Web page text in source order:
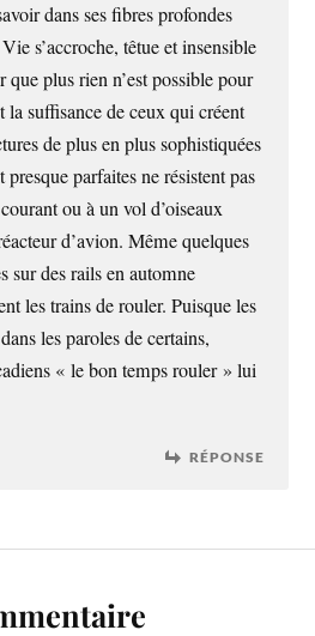
dans ses fibres profondes
s’accroche, têtue et insensible
que plus rien n’est possible pour
la suffisance de ceux qui créent
de plus en plus sophistiquées
presque parfaites ne résistent pas
ou à un vol d’oiseaux
d’avion. Même quelques
sur des rails en automne
les trains de rouler. Puisque les
les paroles de certains,
« le bon temps rouler » lui
RÉPONSE